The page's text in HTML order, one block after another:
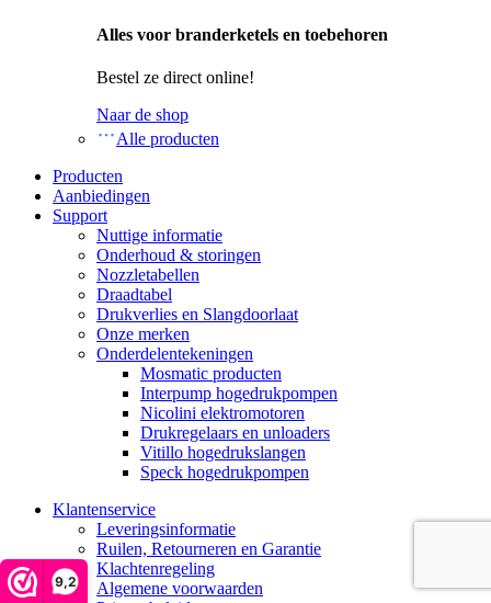
9,2
Alles voor branderketels en toebehoren
Bestel ze direct online!
Naar de shop
Alle producten
Producten
Aanbiedingen
Support
Nuttige informatie
Onderhoud & storingen
Nozzletabellen
Draadtabel
Drukverlies en Slangdoorlaat
Onze merken
Onderdelentekeningen
Mosmatic producten
Interpump hogedrukpompen
Nicolini elektromotoren
Drukregelaars en unloaders
Vitillo hogedrukslangen
Speck hogedrukpompen
Klantenservice
Leveringsinformatie
Ruilen, Retourneren en Garantie
Klachtenregeling
Algemene voorwaarden